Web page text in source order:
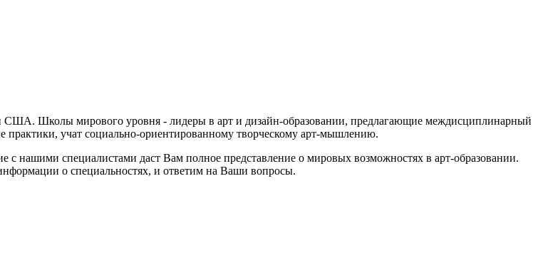
Школы мирового уровня - лидеры в арт и дизайн-образовании, предлагающие междисциплинарный
учат социально-ориентированному творческому арт-мышлению.
нашими специалистами даст Вам полное представление о мировых возможностях в арт-образовании.
о специальностях, и ответим на Ваши вопросы.